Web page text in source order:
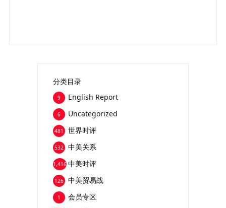
分类目录
English Report
9
Uncategorized
6
世界时评
481
中美关系
532
中美时评
1,416
中美贸易战
126
会员专区
1